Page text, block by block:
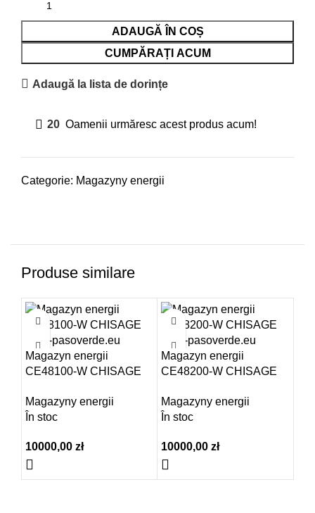
ADAUGĂ ÎN COȘ
CUMPĂRAȚI ACUM
Adaugă la lista de dorințe
20 Oamenii urmăresc acest produs acum!
Categorie: Magazyny energii
Produse similare
Magazyn energii
CE48100-W CHISAGE
Magazyny energii
În stoc
10000,00 zł
Magazyn energii
CE48200-W CHISAGE
Magazyny energii
În stoc
10000,00 zł